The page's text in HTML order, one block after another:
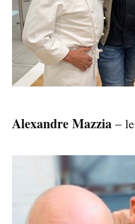
Alexandre Mazzia –